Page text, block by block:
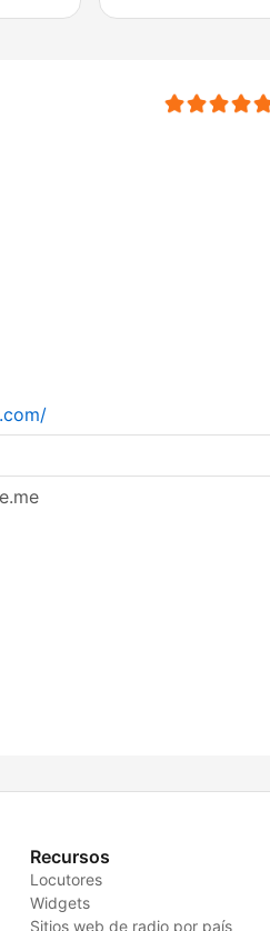
Recursos
Locutores
Widgets
Sitios web de radio por país